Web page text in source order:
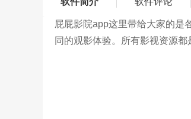
屁屁影院app这里带给大家的是
同的观影体验。所有影视资源